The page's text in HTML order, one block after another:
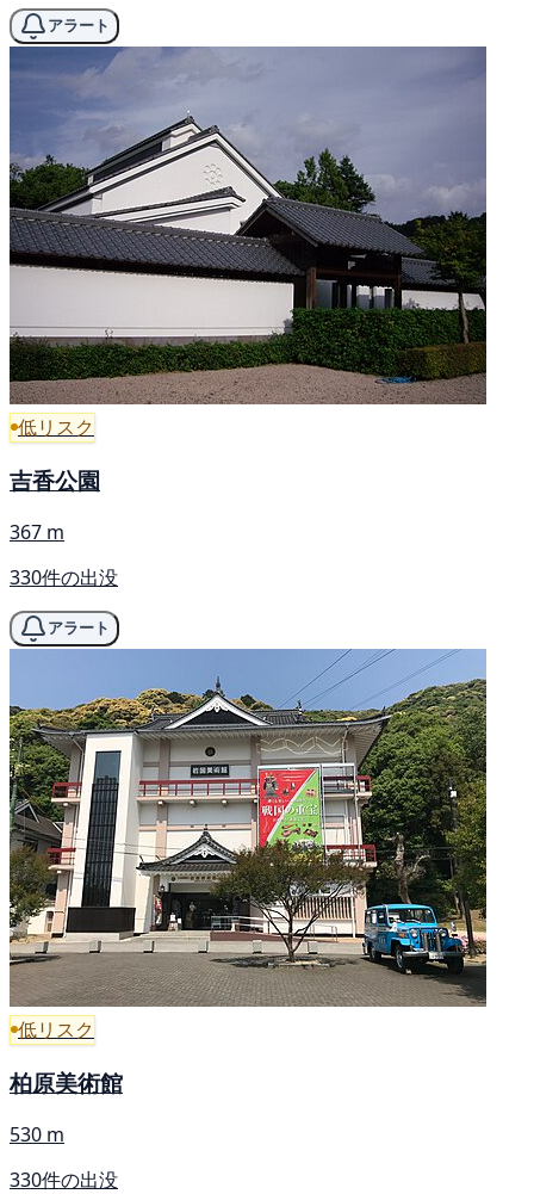
アラート
低リスク
吉香公園
367 m
330件の出没
アラート
低リスク
柏原美術館
530 m
330件の出没